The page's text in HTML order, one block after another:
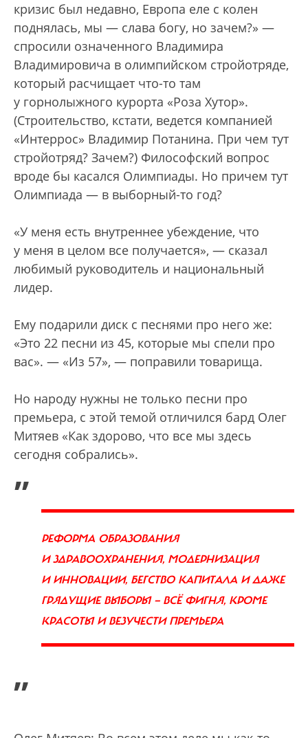
кризис был недавно, Европа еле с колен
поднялась, мы — слава богу, но зачем?» —
спросили означенного Владимира
Владимировича в олимпийском стройотряде,
который расчищает что-то там
у горнолыжного курорта «Роза Хутор».
(Строительство, кстати, ведется компанией
«Интеррос» Владимир Потанина. При чем тут
стройотряд? Зачем?) Философский вопрос
вроде бы касался Олимпиады. Но причем тут
Олимпиада — в выборный-то год?
«У меня есть внутреннее убеждение, что
у меня в целом все получается», — сказал
любимый руководитель и национальный
лидер.
Ему подарили диск с песнями про него же:
«Это 22 песни из 45, которые мы спели про
вас». — «Из 57», — поправили товарища.
Но народу нужны не только песни про
премьера, с этой темой отличился бард Олег
Митяев «Как здорово, что все мы здесь
сегодня собрались».
„
РЕФОРМА ОБРАЗОВАНИЯ
И ЗДРАВООХРАНЕНИЯ, МОДЕРНИЗАЦИЯ
И ИННОВАЦИИ, БЕГСТВО КАПИТАЛА И ДАЖЕ
ГРЯДУЩИЕ ВЫБОРЫ — ВСЁ ФИГНЯ, КРОМЕ
КРАСОТЫ И ВЕЗУЧЕСТИ ПРЕМЬЕРА
”